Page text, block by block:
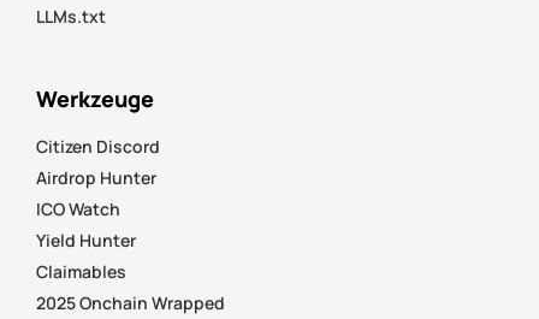
LLMs.txt
Werkzeuge
Citizen Discord
Airdrop Hunter
ICO Watch
Yield Hunter
Claimables
2025 Onchain Wrapped